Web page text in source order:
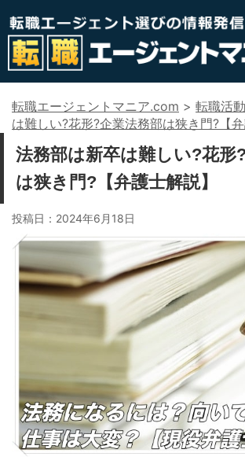
転職エージェントマニア.com > 転職活動
は難しい?花形?企業法務部は狭き門?【弁
法務部は新卒は難しい?花形
は狭き門?【弁護士解説】
投稿日： 2024年6月18日